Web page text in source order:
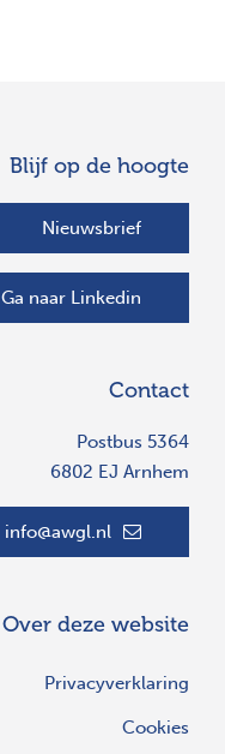
Blijf op de hoogte
Nieuwsbrief
Ga naar Linkedin
Contact
Postbus 5364
6802 EJ Arnhem
info@awgl.nl
Over deze website
Privacyverklaring
Cookies